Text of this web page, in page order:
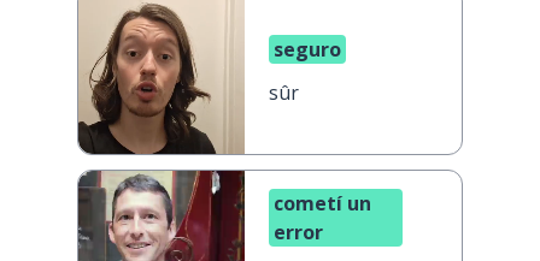
seguro
sûr
cometí un
error